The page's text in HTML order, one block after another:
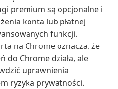
premium są opcjonalne i
konta lub płatnej
funkcji.
na Chrome oznacza, że
do Chrome działa, ale
uprawnienia
ryzyka prywatności.